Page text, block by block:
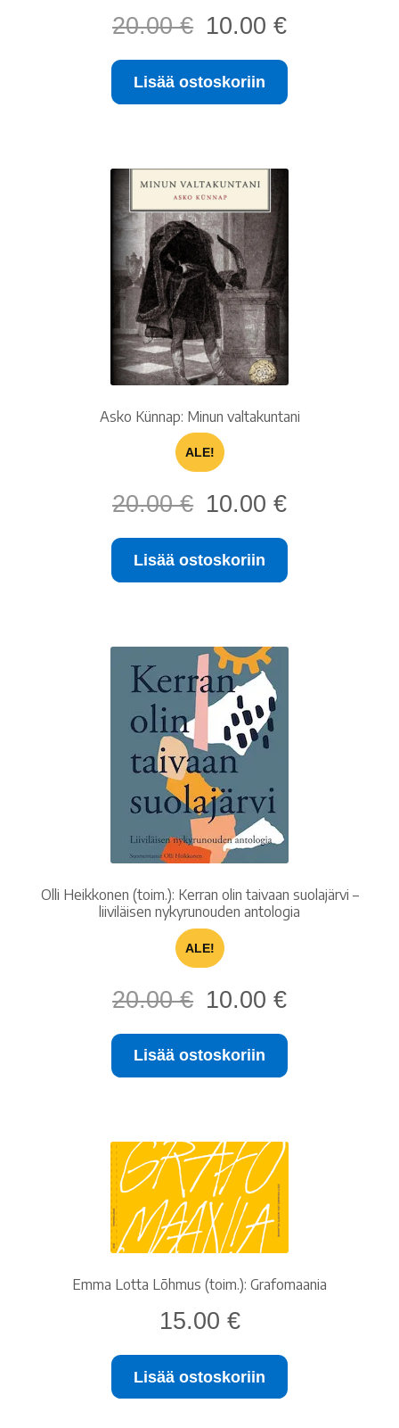
20.00€
Alkuperäinen
hinta
oli:
20.00 €.
10.00 €Nykyinen
on:
Lisää ostoskoriin
Asko Künnap: Minun valtakuntani
ALE!
20.00€
Alkuperäinen
hinta
oli:
20.00 €.
10.00 €Nykyinen
on:
Lisää ostoskoriin
Olli Heikkonen (toim.): Kerran olin taivaan suolajärvi –
liiviläisen nykyrunouden antologia
ALE!
20.00€
Alkuperäinen
hinta
oli:
20.00 €.
10.00 €Nykyinen
on:
Lisää ostoskoriin
Emma Lotta Lõhmus (toim.): Grafomaania
15.00 €
Lisää ostoskoriin